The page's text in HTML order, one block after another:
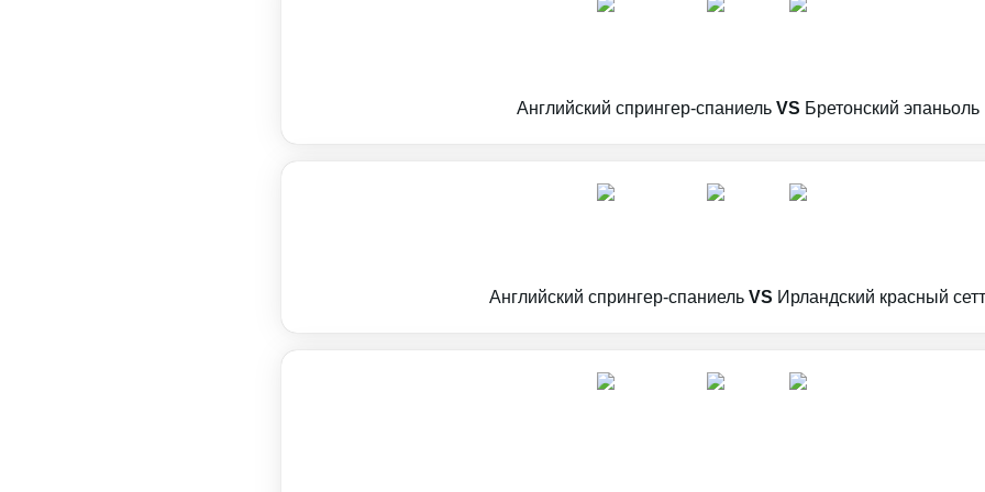
Английский спрингер-спаниель VS Бретонский эпаньоль
Английский спрингер-спаниель VS Ирландский красный